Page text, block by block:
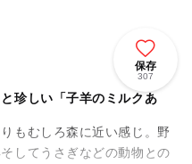
保存
307
珍しい「子羊のミルクあ
もむしろ森に近い感じ。野
してうさぎなどの動物との